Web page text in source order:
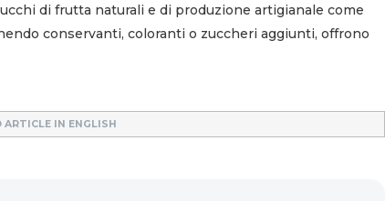
di frutta naturali e di produzione artigianale come
conservanti, coloranti o zuccheri aggiunti, offrono
ARTICLE IN ENGLISH